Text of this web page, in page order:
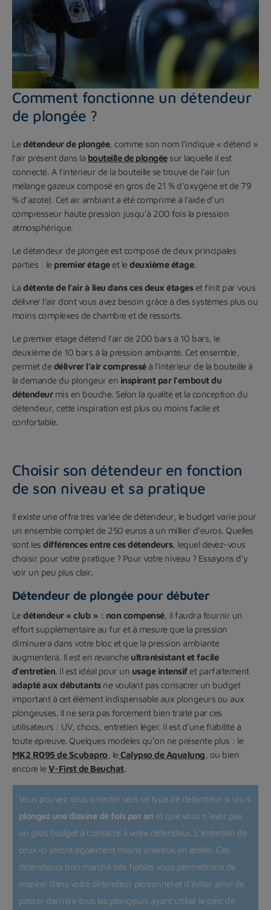
Comment fonctionne un détendeur
de plongée ?
Ledétendeur de plongée, comme son nom l’indique « détend »
l’air présent dans la bouteille de plongéesur laquelle il est
connecté. A l’intérieur de la bouteille se trouve de l’air (un
mélange gazeux composé en gros de 21 % d’oxygène et de 79
% d’azote). Cet air ambiant a été comprimé à l’aide d’un
compresseur haute pression jusqu’à 200 fois la pression
atmosphérique.
Le détendeur de plongée est composé de deux principales
parties : le premier étageet ledeuxième étage.
Ladétente de l’air à lieu dans ces deux étageset finit par vous
délivrer l’air dont vous avez besoin grâce à des systèmes plus ou
moins complexes de chambre et de ressorts.
Le premier étage détend l’air de 200 bars à 10 bars, le
deuxième de 10 bars à la pression ambiante. Cet ensemble,
permet dedélivrer l’air compresséà l’intérieur de la bouteille à
la demande du plongeur en inspirant par l’embout du
détendeurmis en bouche. Selon la qualité et la conception du
détendeur, cette inspiration est plus ou moins facile et
confortable.
Choisir son détendeur en fonction
de son niveau et sa pratique
Il existe une offre très variée de détendeur, le budget varie pour
un ensemble complet de 250 euros à un millier d’euros. Quelles
sont lesdifférences entre ces détendeurs, lequel devez-vous
choisir pour votre pratique ? Pour votre niveau ? Essayons d’y
voir un peu plus clair.
Détendeur de plongée pour débuter
Ledétendeur « club » : non compensé, il faudra fournir un
effort supplémentaire au fur et à mesure que la pression
diminuera dans votre bloc et que la pression ambiante
augmentera. Il est en revanche ultrarésistant et facile
d’entretien. Il est idéal pour un usage intensifet parfaitement
adapté aux débutantsne voulant pas consacrer un budget
important à cet élément indispensable aux plongeurs ou aux
plongeuses. Il ne sera pas forcément bien traité par ces
utilisateurs : UV, chocs, entretien léger. Il est d’une fiabilité à
toute épreuve. Quelques modèles qu’on ne présente plus : le
MK2 R095 de Scubapro , le Calypso de Aqualung , ou bien
encore leV-First de Beuchat.
Vous pouvez vous orienter vers ce type de détendeur si vous
plongez une dizaine de fois par an et que vous n’avez pas
un gros budget à consacré à votre détendeur. L’entretien de
ceux-ci seront également moins onéreux en atelier. Ces
détendeurs bon marché très fiables vous permettrons de
respirer dans votre détendeur personnel et d’éviter ainsi de
passer derrière tous les plongeurs ayant utilisé le parc de